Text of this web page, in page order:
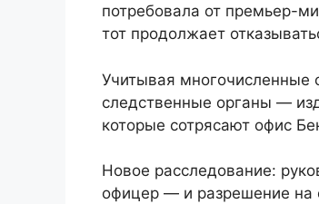
потребовала от премьер-
тот продолжает
Учитывая многочисленные
следственные органы —
которые сотрясают офис
Новое расследование:
офицер — и разрешение на